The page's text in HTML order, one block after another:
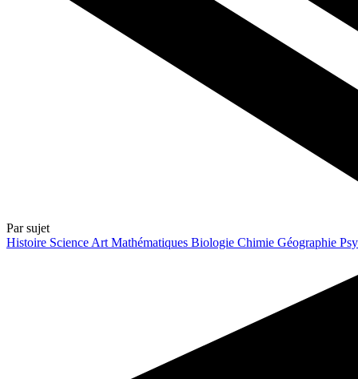
Par sujet
Histoire Science Art Mathématiques Biologie Chimie Géographie